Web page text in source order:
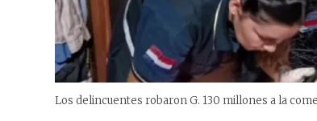
Los delincuentes robaron G. 130 millones a la